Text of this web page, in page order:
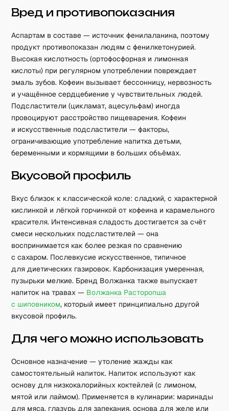
Вред и противопоказания
Аспартам в составе — источник фенилаланина, поэтому
продукт противопоказан людям с фенилкетонурией.
Высокая кислотность (ортофосфорная и лимонная
кислоты) при регулярном употреблении повреждает
эмаль зубов. Кофеин вызывает бессонницу, нервозность
и учащённое сердцебиение у чувствительных людей.
Подсластители (цикламат, ацесульфам) иногда
провоцируют расстройство пищеварения. Кофеин
и искусственные подсластители — факторы,
ограничивающие употребление напитка детьми,
беременными и кормящими в больших объёмах.
Вкусовой профиль
Вкус близок к классической коле: сладкий, с характерной
кислинкой и лёгкой горчинкой от кофеина и карамельного
красителя. Интенсивная сладость достигается за счёт
смеси нескольких подсластителей — она
воспринимается как более резкая по сравнению
с сахаром. Послевкусие искусственное, типичное
для диетических газировок. Карбонизация умеренная,
пузырьки мелкие. Бренд Волжанка также выпускает
напиток на травах — Волжанка Расторопша
с шиповником, который имеет принципиально другой
вкусовой профиль.
Для чего можно использовать
Основное назначение — утоление жажды как
самостоятельный напиток. Напиток используют как
основу для низкокалорийных коктейлей (с лимоном,
мятой или лаймом). Применяется в кулинарии: маринады
для мяса, глазурь для запекания, основа для желе или